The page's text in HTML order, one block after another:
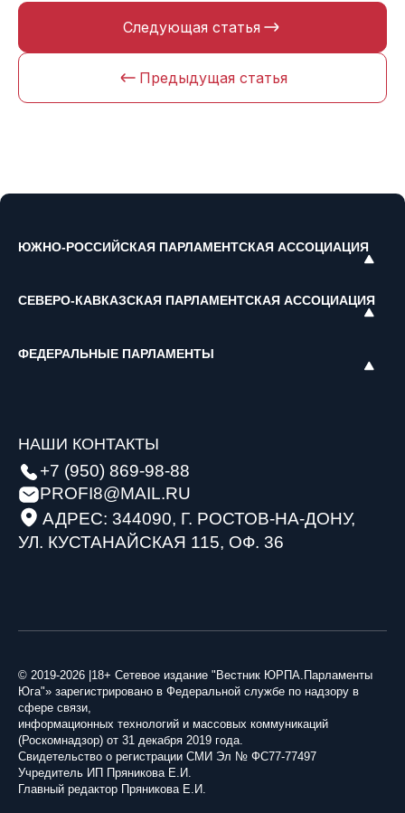
Предыдущая статья
Следующая статья
ЮЖНО-РОССИЙСКАЯ ПАРЛАМЕНТСКАЯ АССОЦИАЦИЯ
СЕВЕРО-КАВКАЗСКАЯ ПАРЛАМЕНТСКАЯ АССОЦИАЦИЯ
ФЕДЕРАЛЬНЫЕ ПАРЛАМЕНТЫ
НАШИ КОНТАКТЫ
+7 (950) 869-98-88
PROFI8@MAIL.RU
АДРЕС: 344090, Г. РОСТОВ-НА-ДОНУ,
УЛ. КУСТАНАЙСКАЯ 115, ОФ. 36
© 2019-2026 |18+ Сетевое издание "Вестник ЮРПА.Парламенты
Юга"» зарегистрировано в Федеральной службе по надзору в
сфере связи,
информационных технологий и массовых коммуникаций
(Роскомнадзор) от 31 декабря 2019 года.
Свидетельство о регистрации СМИ Эл № ФС77-77497
Учредитель ИП Пряникова Е.И.
Главный редактор Пряникова Е.И.